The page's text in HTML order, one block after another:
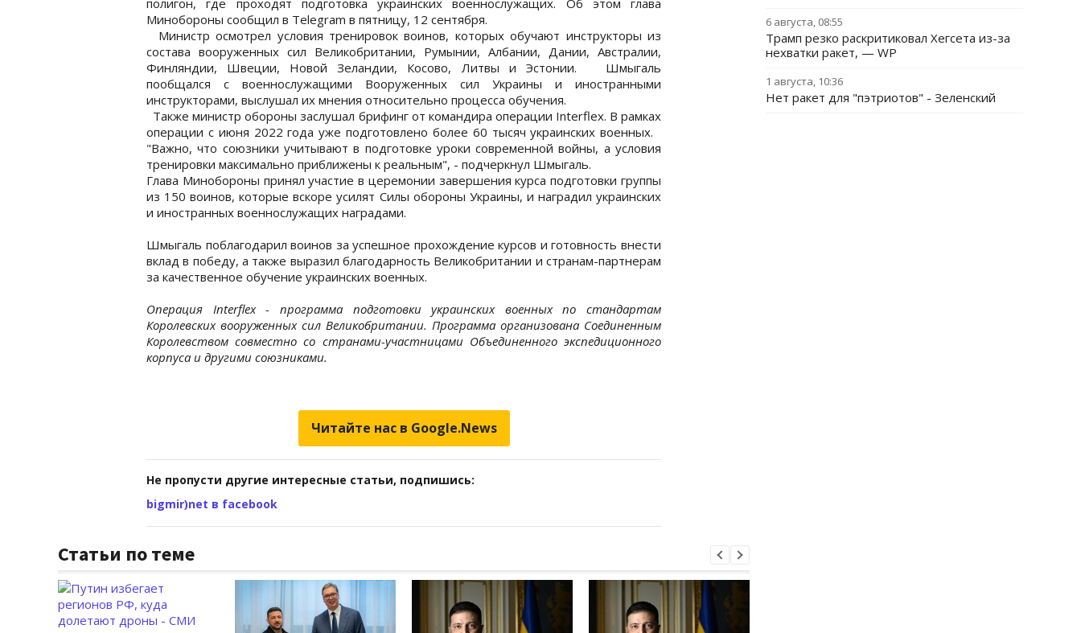
Минобороны сообщил в Telegram в пятницу, 12 сентября.
Министр осмотрел условия тренировок воинов, которых обучают инструкторы из
состава вооруженных сил Великобритании, Румынии, Албании, Дании, Австралии,
Финляндии, Швеции, Новой Зеландии, Косово, Литвы и Эстонии. Шмыгаль
пообщался с военнослужащими Вооруженных сил Украины и иностранными
инструкторами, выслушал их мнения относительно процесса обучения.
Также министр обороны заслушал брифинг от командира операции Interflex. В рамках
операции с июня 2022 года уже подготовлено более 60 тысяч украинских военных.
"Важно, что союзники учитывают в подготовке уроки современной войны, а условия
тренировки максимально приближены к реальным", - подчеркнул Шмыгаль.
Глава Минобороны принял участие в церемонии завершения курса подготовки группы
из 150 воинов, которые вскоре усилят Силы обороны Украины, и наградил украинских
и иностранных военнослужащих наградами.
Шмыгаль поблагодарил воинов за успешное прохождение курсов и готовность внести
вклад в победу, а также выразил благодарность Великобритании и странам-партнерам
за качественное обучение украинских военных.
Операция Interflex - программа подготовки украинских военных по стандартам
Королевских вооруженных сил Великобритании. Программа организована Соединенным
Королевством совместно со странами-участницами Объединенного экспедиционного
корпуса и другими союзниками.
Читайте нас в Google.News
Не пропусти другие интересные статьи, подпишись:
bigmir)net в facebook
Статьи по теме
6 августа, 08:55
Трамп резко раскритиковал Хегсета из-за
нехватки ракет, — WP
1 августа, 10:36
Нет ракет для "пэтриотов" - Зеленский